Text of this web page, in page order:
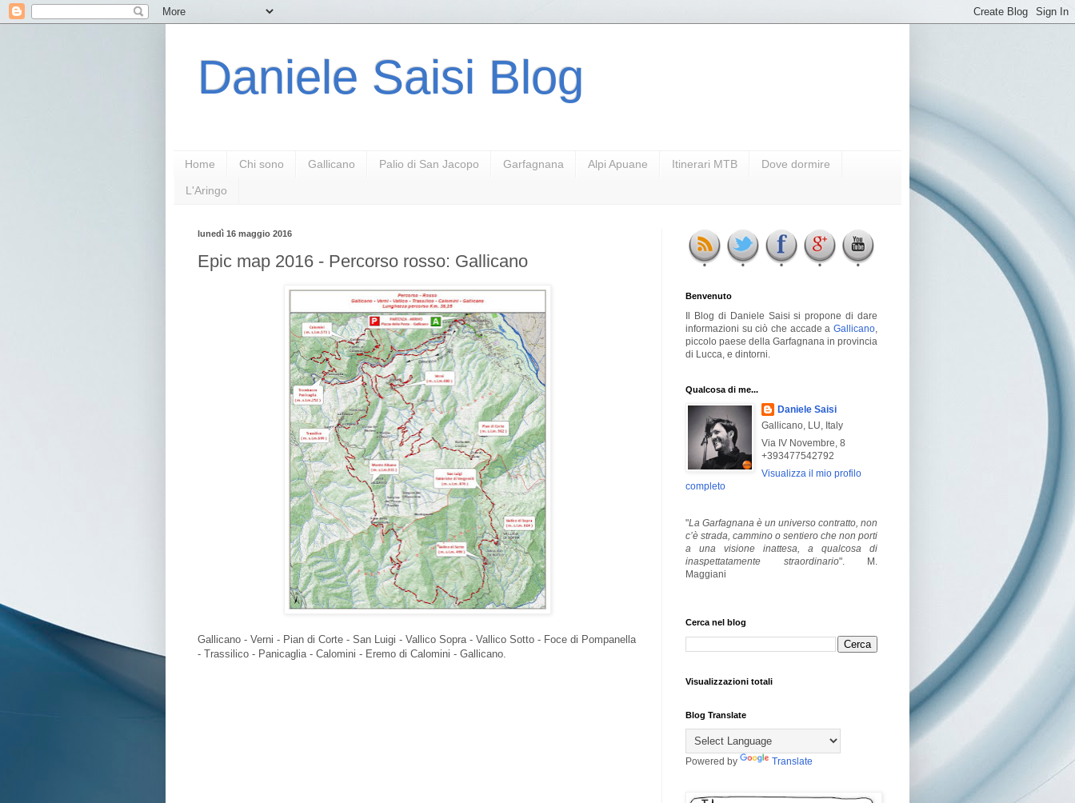
Daniele Saisi Blog
Home Chi sono Gallicano Palio di San Jacopo Garfagnana Alpi Apuane Itinerari MTB Dove dormire
L'Aringo
lunedì 16 maggio 2016
Epic map 2016 - Percorso rosso: Gallicano
Gallicano - Verni - Pian di Corte - San Luigi - Vallico Sopra - Vallico Sotto - Foce di Pompanella
- Trassilico - Panicaglia - Calomini - Eremo di Calomini - Gallicano.
Benvenuto
Il Blog di Daniele Saisi si propone di dare
informazioni su ciò che accade a Gallicano
piccolo paese della Garfagnana in provincia
di Lucca, e dintorni.
Qualcosa di me...
Daniele Saisi
Gallicano, LU, Italy
Via IV Novembre, 8
+393477542792
Visualizza il mio profilo
completo
"La Garfagnana è un universo contratto, non
c’è strada, cammino o sentiero che non porti
a una visione inattesa, a qualcosa di
inaspettatamente straordinario". M.
Maggiani
Cerca nel blog
Visualizzazioni totali
Blog Translate
Powered by Translate